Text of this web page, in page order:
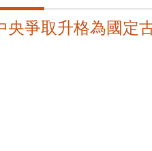
央爭取升格為國定